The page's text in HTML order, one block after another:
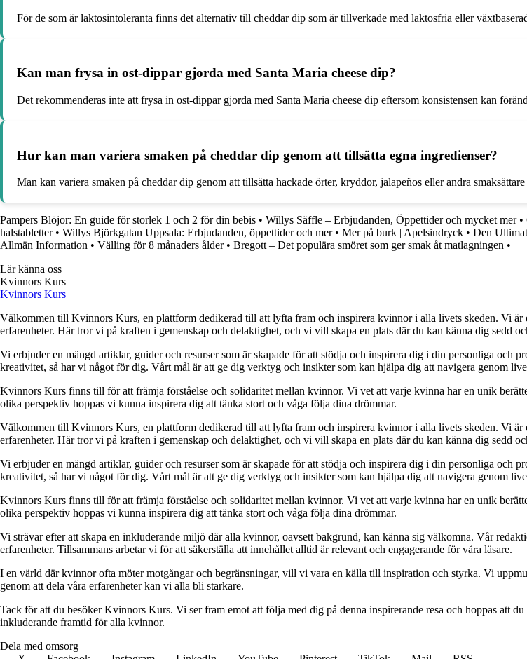
För de som är laktosintoleranta finns det alternativ till cheddar dip som är tillverkade med laktosfria eller
Kan man frysa in ost-dippar gjorda med Santa Maria cheese dip?
Det rekommenderas inte att frysa in ost-dippar gjorda med Santa Maria cheese dip eftersom konsistensen kan
Hur kan man variera smaken på cheddar dip genom att tillsätta egna ingredienser?
Man kan variera smaken på cheddar dip genom att tillsätta hackade örter, kryddor, jalapeños eller andra
Pampers Blöjor: En guide för storlek 1 och 2 för din bebis • Willys Säffle – Erbjudanden, Öppettider och mycket mer•
halstabletter• Willys Björkgatan Uppsala: Erbjudanden, öppettider och mer• Mer på burk | Apelsindryck • Den
Allmän Information • Välling för 8 månaders ålder• Bregott – Det populära smöret som ger smak åt matlagningen •
Lär känna oss
Kvinnors Kurs
Kvinnors Kurs
Välkommen till Kvinnors Kurs, en plattform dedikerad till att lyfta fram och inspirera kvinnor i alla livets skeden. Vi är
erfarenheter. Här tror vi på kraften i gemenskap och delaktighet, och vi vill skapa en plats där du kan känna dig sedd
Vi erbjuder en mängd artiklar, guider och resurser som är skapade för att stödja och inspirera dig i din personliga och
kreativitet, så har vi något för dig. Vårt mål är att ge dig verktyg och insikter som kan hjälpa dig att navigera genom
Kvinnors Kurs finns till för att främja förståelse och solidaritet mellan kvinnor. Vi vet att varje kvinna har en unik
olika perspektiv hoppas vi kunna inspirera dig att tänka stort och våga följa dina drömmar.
Välkommen till Kvinnors Kurs, en plattform dedikerad till att lyfta fram och inspirera kvinnor i alla livets skeden. Vi är
erfarenheter. Här tror vi på kraften i gemenskap och delaktighet, och vi vill skapa en plats där du kan känna dig sedd
Vi erbjuder en mängd artiklar, guider och resurser som är skapade för att stödja och inspirera dig i din personliga och
kreativitet, så har vi något för dig. Vårt mål är att ge dig verktyg och insikter som kan hjälpa dig att navigera genom
Kvinnors Kurs finns till för att främja förståelse och solidaritet mellan kvinnor. Vi vet att varje kvinna har en unik
olika perspektiv hoppas vi kunna inspirera dig att tänka stort och våga följa dina drömmar.
Vi strävar efter att skapa en inkluderande miljö där alla kvinnor, oavsett bakgrund, kan känna sig välkomna. Vår
erfarenheter. Tillsammans arbetar vi för att säkerställa att innehållet alltid är relevant och engagerande för våra läsare.
I en värld där kvinnor ofta möter motgångar och begränsningar, vill vi vara en källa till inspiration och styrka. Vi
genom att dela våra erfarenheter kan vi alla bli starkare.
Tack för att du besöker Kvinnors Kurs. Vi ser fram emot att följa med dig på denna inspirerande resa och hoppas att
inkluderande framtid för alla kvinnor.
Dela med omsorg